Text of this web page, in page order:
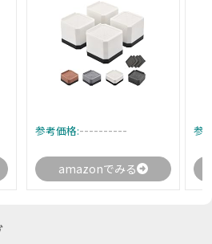
参考価格:----------
amazonでみる
参